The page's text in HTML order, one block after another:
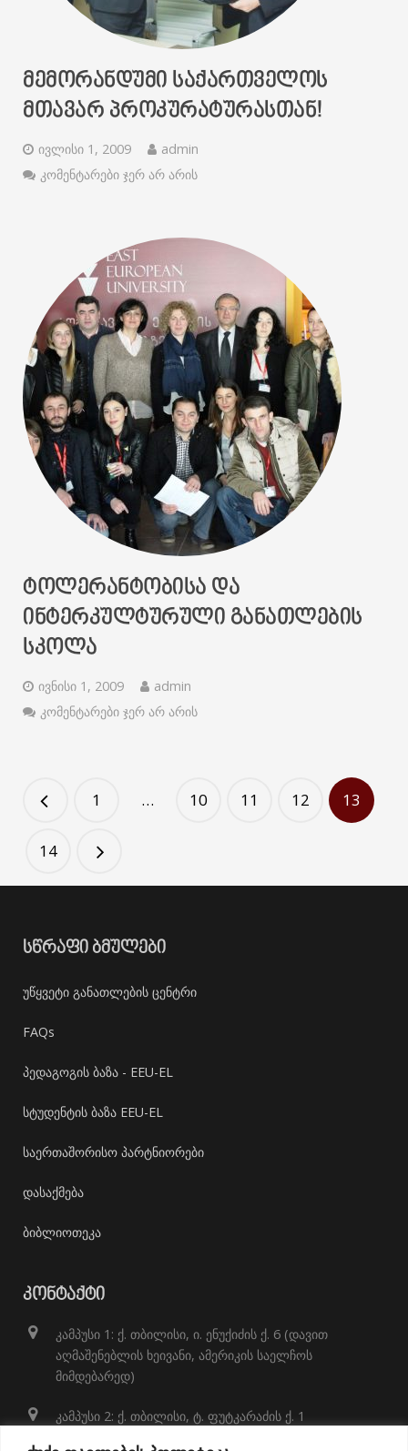
ᲛᲔᲛᲝᲠᲐᲜᲓᲣᲛᲘ ᲡᲐᲥᲐᲠᲗᲕᲔᲚᲝᲡ
ᲛᲗᲐᲕᲐᲠ ᲞᲠᲝᲙᲣᲠᲐᲢᲣᲠᲐᲡᲗᲐᲜ!
ივლისი 1, 2009
admin
კომენტარები ჯერ არ არის
ᲢᲝᲚᲔᲠᲐᲜᲢᲝᲑᲘᲡᲐ ᲓᲐ
ᲘᲜᲢᲔᲠᲙᲣᲚᲢᲣᲠᲣᲚᲘ ᲒᲐᲜᲐᲗᲚᲔᲑᲘᲡ
ᲡᲙᲝᲚᲐ
ივნისი 1, 2009
admin
კომენტარები ჯერ არ არის
1 … 10 11 12 13
14
ᲡᲬᲠᲐᲤᲘ ᲑᲛᲣᲚᲔᲑᲘ
უწყვეტი განათლების ცენტრი
FAQs
პედაგოგის ბაზა - EEU-EL
სტუდენტის ბაზა EEU-EL
საერთაშორისო პარტნიორები
დასაქმება
ბიბლიოთეკა
ᲙᲝᲜᲢᲐᲥᲢᲘ
კამპუსი 1: ქ. თბილისი, ი. ენუქიძის ქ. 6 (დავით
აღმაშენებლის ხეივანი, ამერიკის საელჩოს
მიმდებარედ)
კამპუსი 2: ქ. თბილისი, ტ. ფუტკარაძის ქ. 1